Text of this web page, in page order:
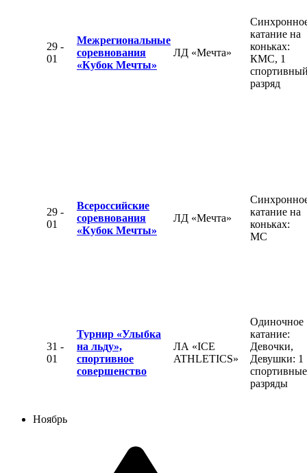
29 -
01
Межрегиональные
соревнования
«Кубок Мечты»
ЛД «Мечта»
катание на
коньках:
КМС, 1
разряд
29 -
01
Всероссийские
соревнования
«Кубок Мечты»
ЛД «Мечта»
катание на
коньках:
МС
31 -
01
Турнир «Улыбка
на льду»,
спортивное
совершенство
ЛА «ICE
ATHLETICS»
Одиночное
катание:
Девочки,
Девушки: 1
спортивные
разряды
Ноябрь